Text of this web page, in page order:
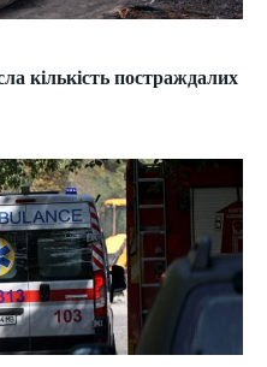
кількість постраждалих